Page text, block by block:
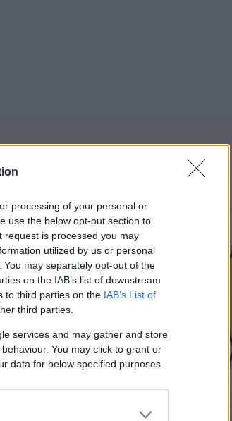
processing of your personal or
use the below opt-out section to
is processed you may
utilized by us or personal
may separately opt-out of the
on the IAB’s list of downstream
to third parties on the IAB’s List of
third parties.
services and may gather and store
You may click to grant or
data for below specified purposes